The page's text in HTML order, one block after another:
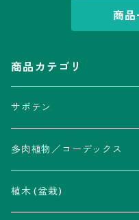
商品
商品カテゴリ
サボテン
アストロフィツム属
瑠璃兜錦、兜丸錦
アリオカルプス属
多肉植物／コーデックス
アカベ属
植木 (盆栽)